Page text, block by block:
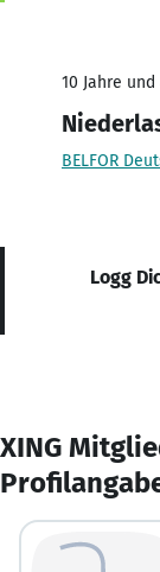
10 Jahre
BELFOR
Logg
XING